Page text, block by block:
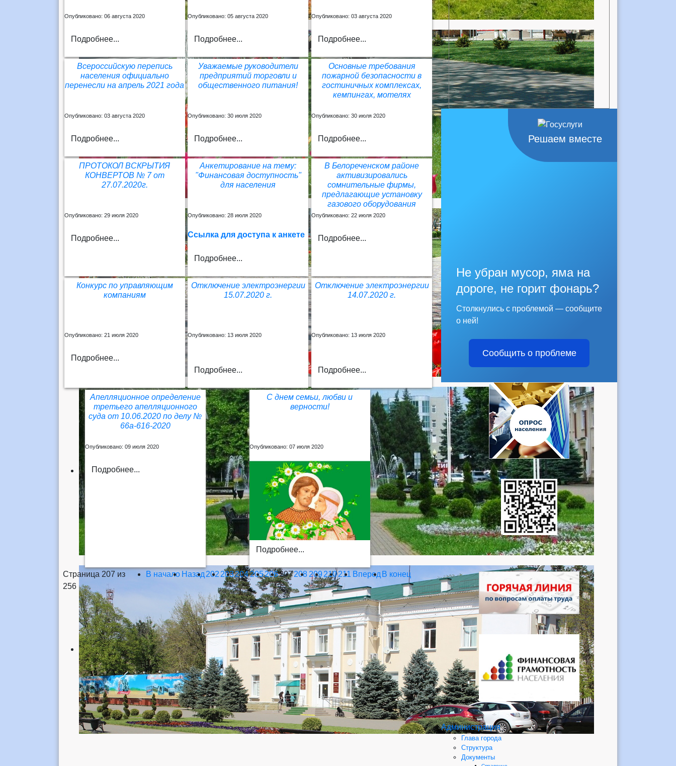
Опубликовано: 06 августа 2020
Подробнее...
Опубликовано: 05 августа 2020
Подробнее...
Опубликовано: 03 августа 2020
Подробнее...
Всероссийскую перепись
населения официально
перенесли на апрель 2021 года
Опубликовано: 03 августа 2020
Подробнее...
Уважаемые руководители
предприятий торговли и
общественного питания!
Опубликовано: 30 июля 2020
Подробнее...
Основные требования
пожарной безопасности в
гостиничных комплексах,
кемпингах, мотелях
Опубликовано: 30 июля 2020
Подробнее...
ПРОТОКОЛ ВСКРЫТИЯ
КОНВЕРТОВ № 7 от
27.07.2020г.
Опубликовано: 29 июля 2020
Подробнее...
Анкетирование на тему:
"Финансовая доступность"
для населения
Опубликовано: 28 июля 2020
Ссылкадля доступа к анкете
Подробнее...
В Белореченском районе
активизировались
сомнительные фирмы,
предлагающие установку
газового оборудования
Опубликовано: 22 июля 2020
Подробнее...
Конкурс по управляющим
компаниям
Опубликовано: 21 июля 2020
Подробнее...
Отключение электроэнергии
15.07.2020 г.
Опубликовано: 13 июля 2020
Подробнее...
Отключение электроэнергии
14.07.2020 г.
Опубликовано: 13 июля 2020
Подробнее...
Апелляционное определение
третьего апелляционного
суда от 10.06.2020 по делу №
66а-616-2020
Опубликовано: 09 июля 2020
Подробнее...
С днем семьи, любви и
верности!
Опубликовано: 07 июля 2020
Подробнее...
Страница 207 из
256
В начало Назад 202 203204205206207208 209210211 Вперед В конец
Решаем вместе
Не убран мусор, яма на
дороге, не горит фонарь?
Столкнулись с проблемой — сообщите
о ней!
Сообщить о проблеме
Администрация
Глава города
Структура
Документы